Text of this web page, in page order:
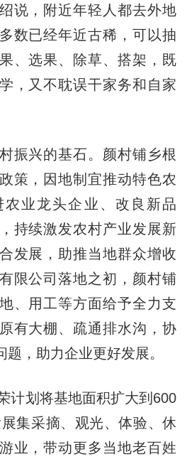
说，附近年轻人都去外地
数已经年近古稀，可以抽
、选果、除草、搭架，既
，又不耽误干家务和自家
兴的基石。颜村铺乡根
策，因地制宜推动特色农
业龙头企业、改良新品
持续激发农村产业发展新
发展，助推当地群众增收
限公司落地之初，颜村铺
、用工等方面给予全力支
有大棚、疏通排水沟，协
，助力企业更好发展。
划将基地面积扩大到600
集采摘、观光、体验、休
业，带动更多当地老百姓